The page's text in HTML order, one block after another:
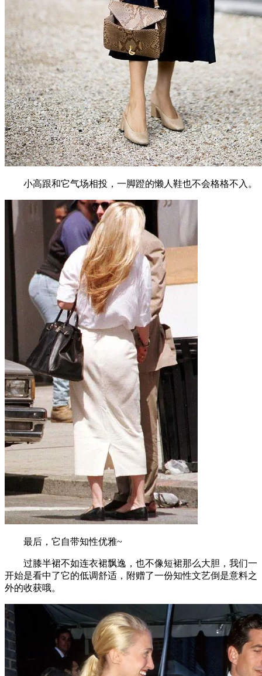
小高跟和它气场相投，一脚蹬的懒人鞋也不会格格不入。
最后，它自带知性优雅~
过膝半裙不如连衣裙飘逸，也不像短裙那么大胆，我们一
开始是看中了它的低调舒适，附赠了一份知性文艺倒是意料之
外的收获哦。